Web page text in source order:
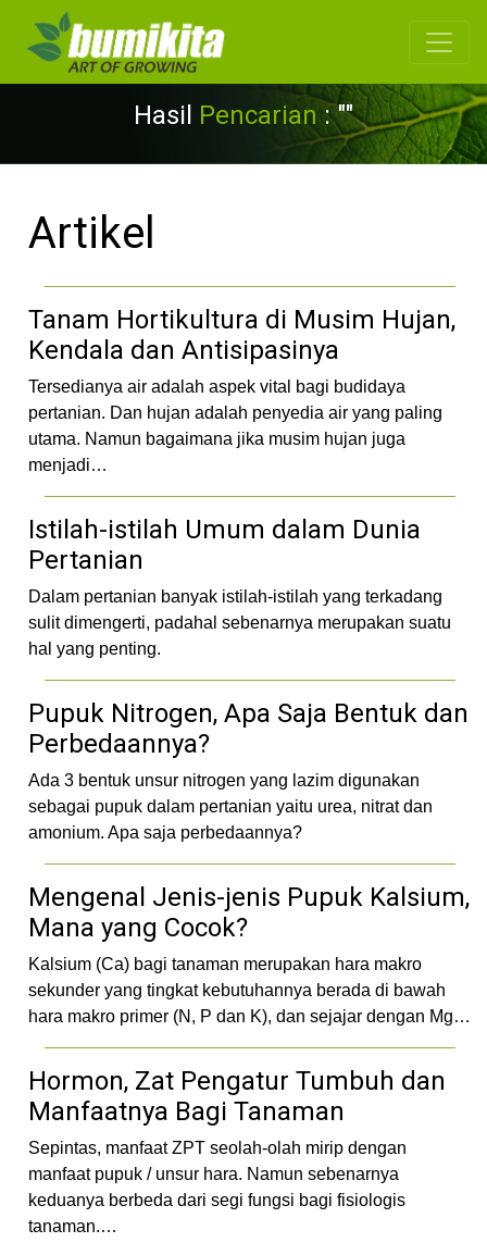
Hasil Pencarian : ""
Artikel
Tanam Hortikultura di Musim Hujan,
Kendala dan Antisipasinya
Tersedianya air adalah aspek vital bagi budidaya
pertanian. Dan hujan adalah penyedia air yang paling
utama. Namun bagaimana jika musim hujan juga
menjadi…
Istilah-istilah Umum dalam Dunia
Pertanian
Dalam pertanian banyak istilah-istilah yang terkadang
sulit dimengerti, padahal sebenarnya merupakan suatu
hal yang penting.
Pupuk Nitrogen, Apa Saja Bentuk dan
Perbedaannya?
Ada 3 bentuk unsur nitrogen yang lazim digunakan
sebagai pupuk dalam pertanian yaitu urea, nitrat dan
amonium. Apa saja perbedaannya?
Mengenal Jenis-jenis Pupuk Kalsium,
Mana yang Cocok?
Kalsium (Ca) bagi tanaman merupakan hara makro
sekunder yang tingkat kebutuhannya berada di bawah
hara makro primer (N, P dan K), dan sejajar dengan Mg…
Hormon, Zat Pengatur Tumbuh dan
Manfaatnya Bagi Tanaman
Sepintas, manfaat ZPT seolah-olah mirip dengan
manfaat pupuk / unsur hara. Namun sebenarnya
keduanya berbeda dari segi fungsi bagi fisiologis
tanaman.…